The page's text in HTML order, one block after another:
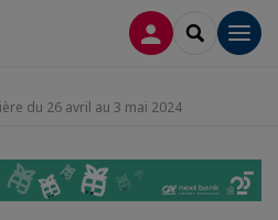
CONNEXION
du 26 avril au 3 mai 2024